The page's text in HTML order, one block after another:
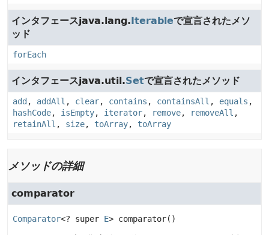
インタフェースjava.lang.Iterableで宣言されたメソ
ッド
forEach
インタフェースjava.util.Setで宣言されたメソッド
add , addAll , clear, contains , containsAll , equals ,
hashCode, isEmpty, iterator, remove, removeAll ,
retainAll , size, toArray, toArray
メソッドの詳細
comparator
Comparator<? super E> comparator()